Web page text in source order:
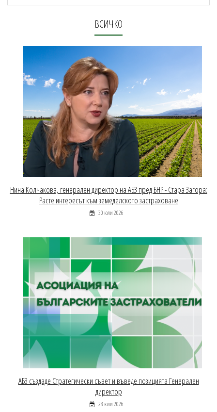
ВСИЧКО
Нина Колчакова, генерален директор на АБЗ пред БНР - Стара Загора:
Расте интересът към земеделското застраховане
30 юли 2026
АБЗ създаде Стратегически съвет и въведе позицията Генерален
директор
28 юли 2026